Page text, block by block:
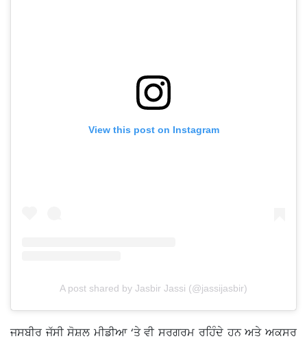
View this post on Instagram
A post shared by Jasbir Jassi (@jassijasbir)
ਜਸਬੀਰ ਜੱਸੀ ਸੋਸ਼ਲ ਮੀਡੀਆ ‘ਤੇ ਵੀ ਸਰਗਰਮ ਰਹਿੰਦੇ ਹਨ ਅਤੇ ਅਕਸਰ